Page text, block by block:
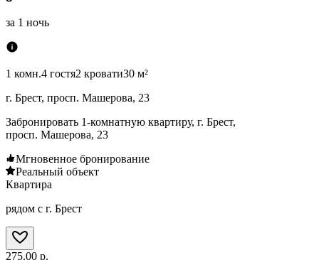
за 1 ночь
1 комн.4 гостя2 кровати30 м²
г. Брест, просп. Машерова, 23
Забронировать 1-комнатную квартиру, г. Брест,
просп. Машерова, 23
Мгновенное бронирование
Реальный объект
Квартира
рядом с г. Брест
275.00 р.